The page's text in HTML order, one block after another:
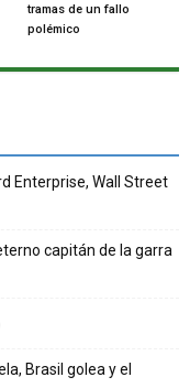
tramas de un fallo
polémico
Enterprise, Wall Street
capitán de la garra
Brasil golea y el